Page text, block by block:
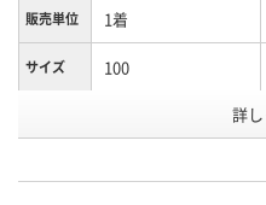
販売単位 1着
サイズ 100
号
詳